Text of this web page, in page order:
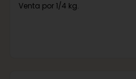
Venta por 1/4 kg.